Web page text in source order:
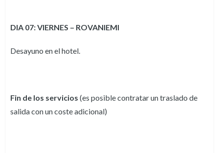
DIA 07: VIERNES – ROVANIEMI
Desayuno en el hotel.
Fin de los servicios (es posible contratar un traslado de
salida con un coste adicional)